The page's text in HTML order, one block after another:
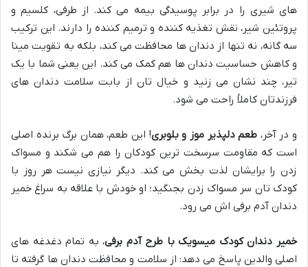
های شیری را در برابر پوسیدگی بیمه می کند. از طرفی، کلسیم و
پروتئین شیر، نقش تغذیه کننده و ترمیم کننده را دارند. این ترکیب
سه گانه، نه تنها از دندان ها محافظت می کند، بلکه به تقویت مینا
و کاهش حساسیت دندان ها هم کمک می کند. این یعنی شما با یک
تیر، چند نشان می زنید و خیال تان از بابت سلامت دندان های
فرزندتان کاملاً راحت می شود.
و در آخر، طعم دلپذیر موز و بلوبری! این طعم، همان برگ برنده اصلی
است که مقاومت سرسخت ترین کودکان را هم می شکند و مسواک
زدن را برایشان لذت بخش می کند. دیگر نیازی نیست هر روز با
کودک تان سر مسواک زدن بجنگید؛ او خودش با علاقه به سراغ خمیر
دندان آدم برفی اش می رود.
خمیر دندان کودک میسویک با طرح آدم برفی، به تمام دغدغه های
اصلی والدین پاسخ می دهد: از سلامت و محافظت دندان ها گرفته تا